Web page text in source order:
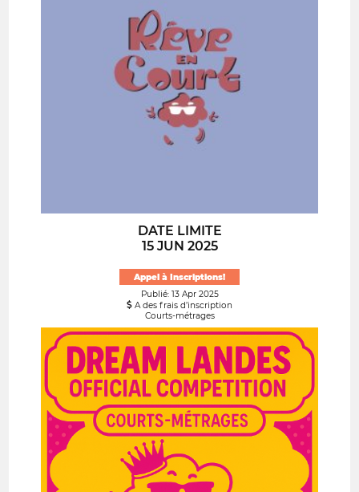
DATE LIMITE
15 JUN 2025
Appel à Inscriptions!
Publié: 13 Apr 2025
A des frais d’inscription
Courts-métrages